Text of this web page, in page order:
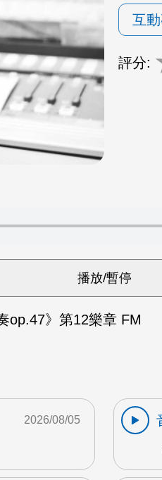
互
評分:
op.47》第12樂章 FM
2026/08/05